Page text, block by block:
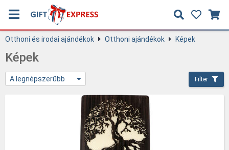
Otthoni és irodai ajándékok Otthoni ajándékok Képek
Képek
A legnépszerűbb Filter